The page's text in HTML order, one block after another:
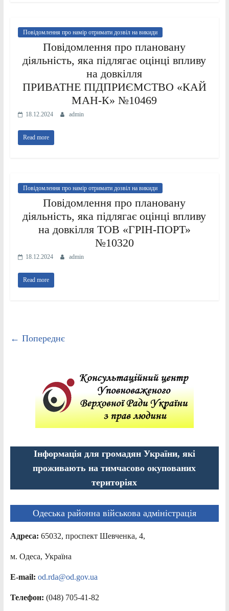
Повідомлення про намір отримати дозвіл на викиди
Повідомлення про плановану
діяльність, яка підлягає оцінці впливу
на довкілля
ПРИВАТНЕ ПІДПРИЄМСТВО «КАЙ
МАН-К» №10469
18.12.2024 admin
Read more
Повідомлення про намір отримати дозвіл на викиди
Повідомлення про плановану
діяльність, яка підлягає оцінці впливу
на довкілля ТОВ «ГРІН-ПОРТ»
№10320
18.12.2024 admin
Read more
← Попереднє
Інформація для громадян України, які
проживають на тимчасово окупованих
територіях
Одеська районна військова адміністрація
Адреса: 65032, проспект Шевченка, 4,
м. Одеса, Україна
E-mail: od.rda@od.gov.ua
Телефон: (048) 705-41-82